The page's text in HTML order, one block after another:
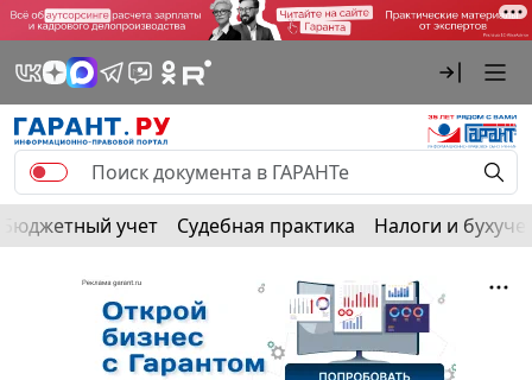
Бюджетный учет Судебная практика Налоги и